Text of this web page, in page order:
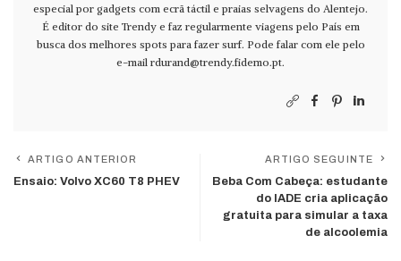
especial por gadgets com ecrã táctil e praias selvagens do Alentejo.
É editor do site Trendy e faz regularmente viagens pelo País em
busca dos melhores spots para fazer surf. Pode falar com ele pelo
e-mail rdurand@trendy.fidemo.pt.
ARTIGO ANTERIOR
Ensaio: Volvo XC60 T8 PHEV
ARTIGO SEGUINTE
Beba Com Cabeça: estudante
do IADE cria aplicação
gratuita para simular a taxa
de alcoolemia